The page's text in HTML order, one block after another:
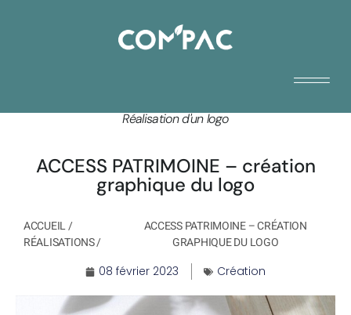
Réalisation d'un logo
ACCESS PATRIMOINE – création
graphique du logo
ACCUEIL/
RÉALISATIONS/
ACCESS PATRIMOINE – CRÉATION
GRAPHIQUE DU LOGO
08 février 2023 Création